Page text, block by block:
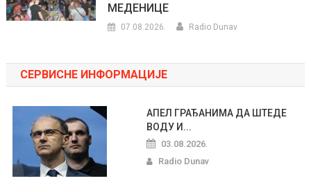
МЕДЕНИЦЕ
07.08.2026. Radio Dunav
СЕРВИСНЕ ИНФОРМАЦИЈЕ
АПЕЛ ГРАЂАНИМА ДА ШТЕДЕ
ВОДУ И...
03.08.2026.
Radio Dunav